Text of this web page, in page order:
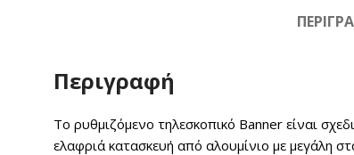
Περιγραφή
Το ρυθμιζόμενο τηλεσκοπικό Banner είναι
ελαφριά κατασκευή από αλουμίνιο με μεγάλη